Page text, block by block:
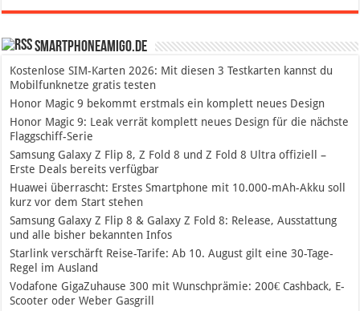
SmartphoneAmigo.de
Kostenlose SIM-Karten 2026: Mit diesen 3 Testkarten kannst du
Mobilfunknetze gratis testen
Honor Magic 9 bekommt erstmals ein komplett neues Design
Honor Magic 9: Leak verrät komplett neues Design für die nächste
Flaggschiff-Serie
Samsung Galaxy Z Flip 8, Z Fold 8 und Z Fold 8 Ultra offiziell –
Erste Deals bereits verfügbar
Huawei überrascht: Erstes Smartphone mit 10.000-mAh-Akku soll
kurz vor dem Start stehen
Samsung Galaxy Z Flip 8 & Galaxy Z Fold 8: Release, Ausstattung
und alle bisher bekannten Infos
Starlink verschärft Reise-Tarife: Ab 10. August gilt eine 30-Tage-
Regel im Ausland
Vodafone GigaZuhause 300 mit Wunschprämie: 200€ Cashback, E-
Scooter oder Weber Gasgrill